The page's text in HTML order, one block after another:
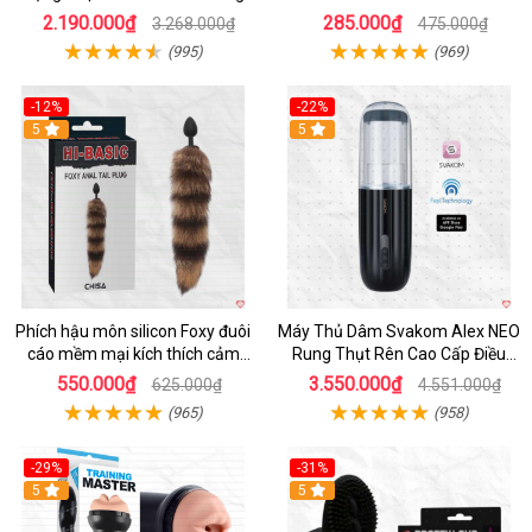
2.190.000₫ 3.268.000₫
(995)
Thời Gian
285.000₫ 475.000₫
(969)
-12%
Hot
5
Phích hậu môn silicon Foxy đuôi
cáo mềm mại kích thích cảm
giác mới
550.000₫ 625.000₫
(965)
-22%
5
Máy Thủ Dâm Svakom Alex NEO
Rung Thụt Rên Cao Cấp Điều
Khiển App
3.550.000₫ 4.551.000₫
(958)
-29%
Hot
5
-31%
5